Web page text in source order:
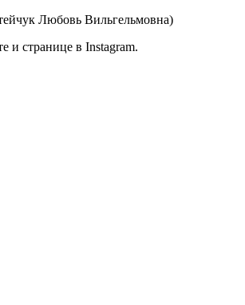
Любовь Вильгельмовна)
и странице в Instagram.